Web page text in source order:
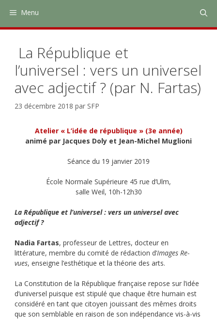
Menu
La République et
l’universel : vers un universel
avec adjectif ? (par N. Fartas)
23 décembre 2018 par SFP
Atelier « L’idée de république » (3e année)
animé par Jacques Doly et Jean-Michel Muglioni
Séance du 19 janvier 2019
École Normale Supérieure 45 rue d’Ulm,
salle Weil, 10h-12h30
La République et l’universel : vers un universel avec
adjectif ?
Nadia Fartas, professeur de Lettres, docteur en
littérature, membre du comité de rédaction d’Images Re-
vues, enseigne l’esthétique et la théorie des arts.
La Constitution de la République française repose sur l’idée
d’universel puisque est stipulé que chaque être humain est
considéré en tant que citoyen jouissant des mêmes droits
que son semblable en raison de son indépendance vis-à-vis